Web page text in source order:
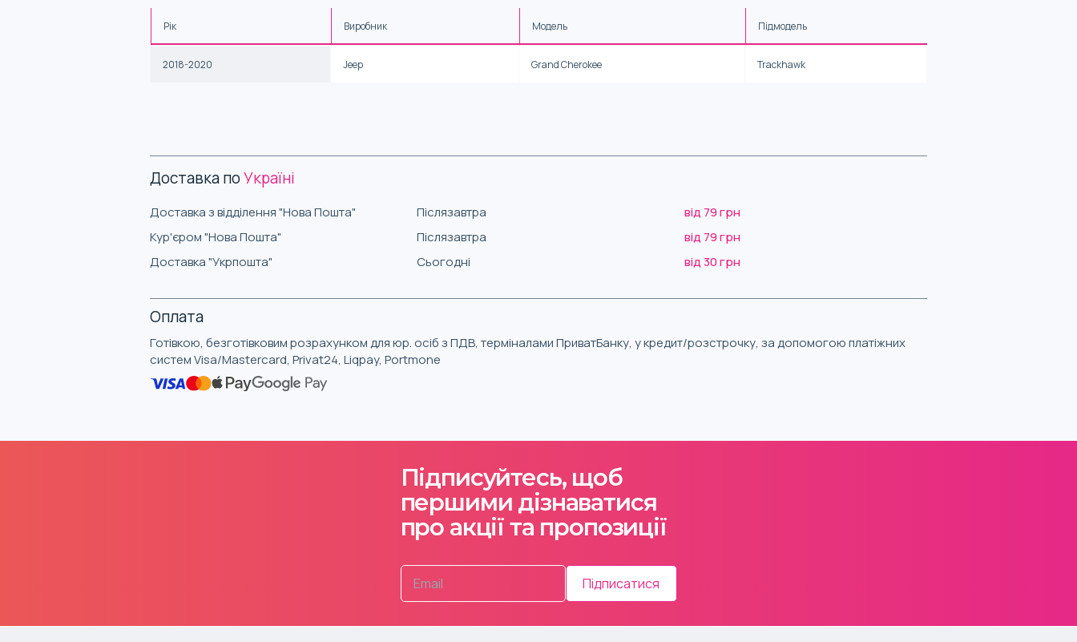
Рік Виробник Модель Підмодель
2018-2020 Jeep Grand Cherokee Trackhawk
Доставка поУкраїні
Доставка з відділення "Нова Пошта" Післязавтра
від 79 грн
Кур'єром "Нова Пошта"
Післязавтра
від 79 грн
Доставка "Укрпошта"
Сьогодні від 30 грн
Оплата
Готівкою, безготівковим розрахунком для юр. осіб з ПДВ, терміналами ПриватБанку, у кредит/розстрочку, за допомогою платіжних
систем Visa/Mastercard, Privat24, Liqpay, Portmone
Підписуйтесь, щоб
першими дізнаватися
про акції та пропозиції
Підписатися